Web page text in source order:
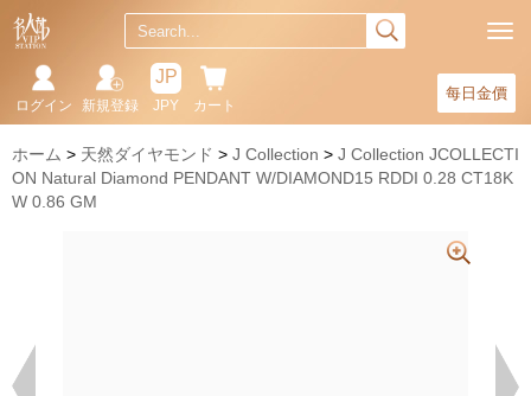
每日金價
カート
JP
JPY
新規登録
ログイン
ホーム 天然ダイヤモンド J Collection
J Collection JCOLLECTI
ON Natural Diamond PENDANT W/DIAMOND15 RDDI 0.28 CT18K
W 0.86 GM